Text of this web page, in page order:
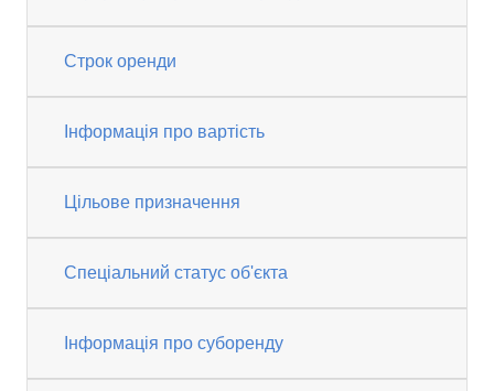
Строк оренди
Інформація про вартість
Цільове призначення
Спеціальний статус об'єкта
Інформація про суборенду